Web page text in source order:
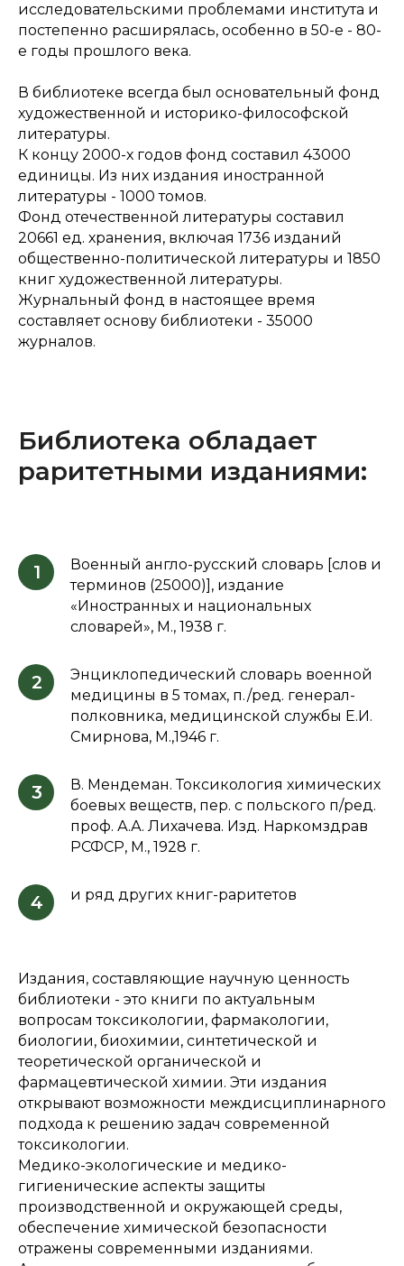
исследовательскими проблемами института и
постепенно расширялась, особенно в 50-е - 80-
е годы прошлого века.
В библиотеке всегда был основательный фонд
художественной и историко-философской
литературы.
К концу 2000-х годов фонд составил 43000
единицы. Из них издания иностранной
литературы - 1000 томов.
Фонд отечественной литературы составил
20661 ед. хранения, включая 1736 изданий
общественно-политической литературы и 1850
книг художественной литературы.
Журнальный фонд в настоящее время
составляет основу библиотеки - 35000
журналов.
Библиотека обладает
раритетными изданиями:
1
Военный англо-русский словарь [слов и
терминов (25000)], издание
«Иностранных и национальных
словарей», М., 1938 г.
2
Энциклопедический словарь военной
медицины в 5 томах, п./ред. генерал-
полковника, медицинской службы Е.И.
Смирнова, М.,1946 г.
3
В. Мендеман. Токсикология химических
боевых веществ, пер. с польского п/ред.
проф. А.А. Лихачева. Изд. Наркомздрав
РСФСР, М., 1928 г.
4 и ряд других книг-раритетов
Издания, составляющие научную ценность
библиотеки - это книги по актуальным
вопросам токсикологии, фармакологии,
биологии, биохимии, синтетической и
теоретической органической и
фармацевтической химии. Эти издания
открывают возможности междисциплинарного
подхода к решению задач современной
токсикологии.
Медико-экологические и медико-
гигиенические аспекты защиты
производственной и окружающей среды,
обеспечение химической безопасности
отражены современными изданиями.